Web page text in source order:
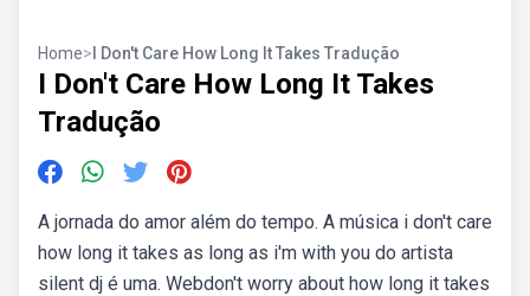
Home> I Don't Care How Long It Takes Tradução
I Don't Care How Long It Takes
Tradução
A jornada do amor além do tempo. A música i don't care
how long it takes as long as i'm with you do artista
silent dj é uma. Webdon't worry about how long it takes